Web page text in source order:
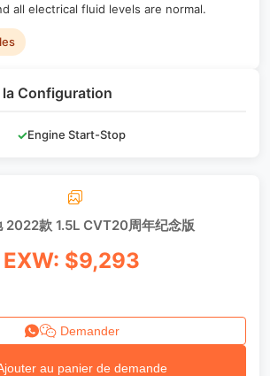
all electrical fluid levels are normal.
Configuration
✓Engine Start-Stop
2022款 1.5L CVT20周年纪念版
EXW: $9,293
Demander
au panier de demande